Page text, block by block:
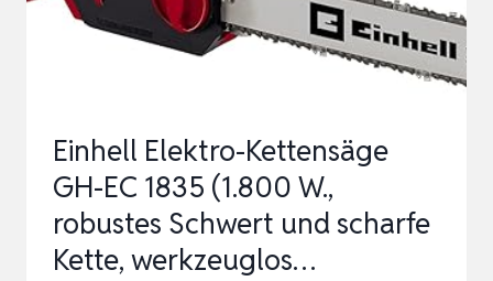
&
33
GARTENSCHERE,
4-
IN-
1
Einhell Elektro-Kettensäge
GH-EC 1835 (1.800 W.,
robustes Schwert und scharfe
Kette, werkzeuglos…